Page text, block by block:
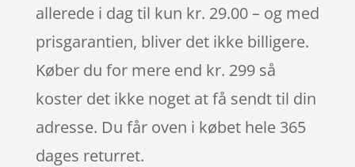
allerede i dag til kun kr. 29.00 – og med
prisgarantien, bliver det ikke billigere.
Køber du for mere end kr. 299 så
koster det ikke noget at få sendt til din
adresse. Du får oven i købet hele 365
dages returret.